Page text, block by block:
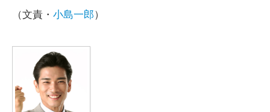
（文責・ 小島一郎）